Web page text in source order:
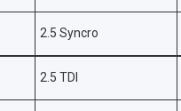
2.5 Syncro
2.5 TDI